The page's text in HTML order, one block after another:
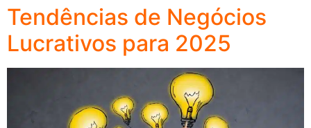
Tendências de Negócios
Lucrativos para 2025